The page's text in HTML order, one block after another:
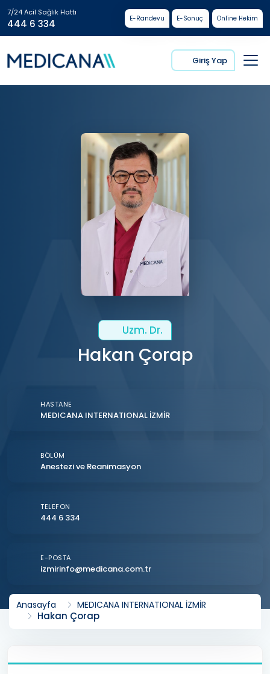
7/24 Acil Sağlık Hattı
444 6 334 E-Randevu E-Sonuç Online Hekim
Giriş Yap
Uzm. Dr.
Hakan Çorap
HASTANE
MEDICANA INTERNATIONAL İZMİR
BÖLÜM
Anestezi ve Reanimasyon
TELEFON
444 6 334
E-POSTA
izmirinfo@medicana.com.tr
Anasayfa MEDICANA INTERNATIONAL İZMİR
Hakan Çorap